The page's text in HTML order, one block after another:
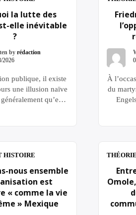
la lutte des
elle inévitable
?
by rédaction
2026
publique, il existe
une illusion naïve
qu’en
on peut apaiser
réconciliation entre
et éliminer
les conflits. […]
À
du
de
HISTOIRE
nous ensemble
est
« comme la vie
» Mexique